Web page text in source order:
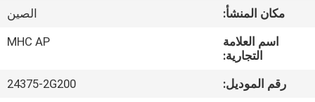
معلومات
جولة
مكان المنشأ:
الصين
اسم العلامة
التجارية:
MHC AP
رقم الموديل:
24375-2G200